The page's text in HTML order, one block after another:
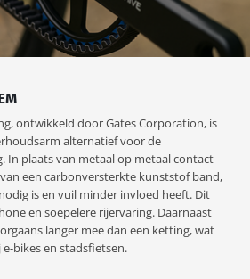
ontwikkeld door Gates Corporation, is
alternatief voor de
In plaats van metaal op metaal contact
een carbonversterkte kunststof band,
is en vuil minder invloed heeft. Dit
en soepelere rijervaring. Daarnaast
langer mee dan een ketting, wat
bikes en stadsfietsen.